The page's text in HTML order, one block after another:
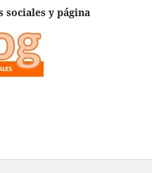
sociales y página